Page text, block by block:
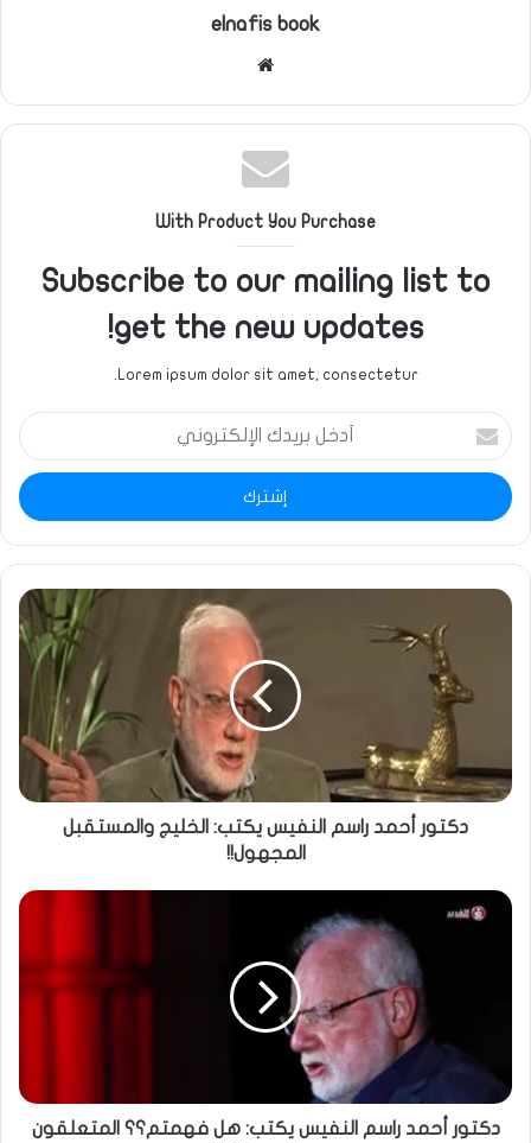
elnafis book
With Product You Purchase
Subscribe to our mailing list to
get the new updates!
Lorem ipsum dolor sit amet, consectetur.
أدخل
بريدك
الإلكتروني
دكتور أحمد راسم النفيس يكتب: الخليج والمستقبل
المجهول!!
دكتور أحمد راسم النفيس يكتب: هل فهمتم؟؟ المتعلقون